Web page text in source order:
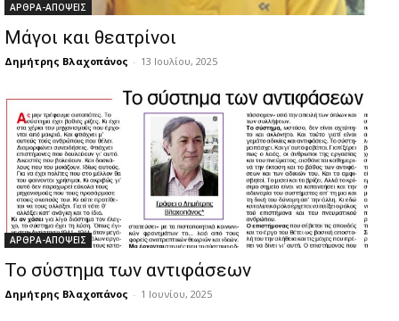
ΑΡΘΡΑ-ΑΠΟΨΕΙΣ
Μάγοι και θεατρίνοι
Δημήτρης Βλαχοπάνος - 13 Ιουλίου, 2025
ΑΡΘΡΑ-ΑΠΟΨΕΙΣ
Το σύστημα των αντιφάσεων
Δημήτρης Βλαχοπάνος - 1 Ιουνίου, 2025